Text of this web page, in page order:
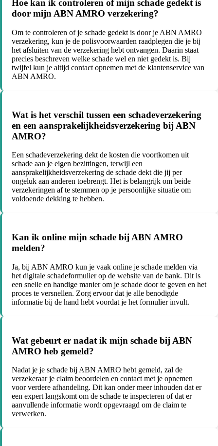
Hoe kan ik controleren of mijn schade gedekt is
door mijn ABN AMRO verzekering?
Om te controleren of je schade gedekt is door je ABN AMRO
verzekering, kun je de polisvoorwaarden raadplegen die je bij
het afsluiten van de verzekering hebt ontvangen. Daarin staat
precies beschreven welke schade wel en niet gedekt is. Bij
twijfel kun je altijd contact opnemen met de klantenservice van
ABN AMRO.
Wat is het verschil tussen een schadeverzekering
en een aansprakelijkheidsverzekering bij ABN
AMRO?
Een schadeverzekering dekt de kosten die voortkomen uit
schade aan je eigen bezittingen, terwijl een
aansprakelijkheidsverzekering de schade dekt die jij per
ongeluk aan anderen toebrengt. Het is belangrijk om beide
verzekeringen af te stemmen op je persoonlijke situatie om
voldoende dekking te hebben.
Kan ik online mijn schade bij ABN AMRO
melden?
Ja, bij ABN AMRO kun je vaak online je schade melden via
het digitale schadeformulier op de website van de bank. Dit is
een snelle en handige manier om je schade door te geven en het
proces te versnellen. Zorg ervoor dat je alle benodigde
informatie bij de hand hebt voordat je het formulier invult.
Wat gebeurt er nadat ik mijn schade bij ABN
AMRO heb gemeld?
Nadat je je schade bij ABN AMRO hebt gemeld, zal de
verzekeraar je claim beoordelen en contact met je opnemen
voor verdere afhandeling. Dit kan onder meer inhouden dat er
een expert langskomt om de schade te inspecteren of dat er
aanvullende informatie wordt opgevraagd om de claim te
verwerken.